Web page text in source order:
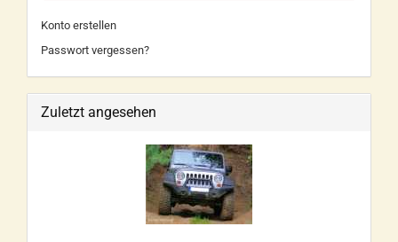
Konto erstellen
Passwort vergessen?
Zuletzt angesehen